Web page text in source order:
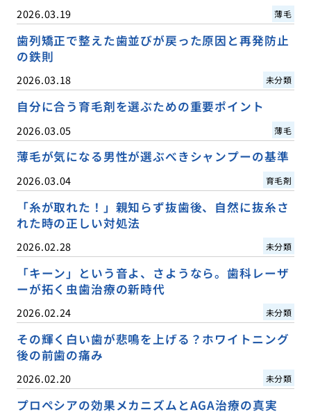
2026.03.19 薄毛
歯列矯正で整えた歯並びが戻った原因と再発防止
の鉄則
2026.03.18 未分類
自分に合う育毛剤を選ぶための重要ポイント
2026.03.05 薄毛
薄毛が気になる男性が選ぶべきシャンプーの基準
2026.03.04 育毛剤
「糸が取れた！」親知らず抜歯後、自然に抜糸さ
れた時の正しい対処法
2026.02.28 未分類
「キーン」という音よ、さようなら。歯科レーザ
ーが拓く虫歯治療の新時代
2026.02.24 未分類
その輝く白い歯が悲鳴を上げる？ホワイトニング
後の前歯の痛み
2026.02.20 未分類
プロペシアの効果メカニズムとAGA治療の真実